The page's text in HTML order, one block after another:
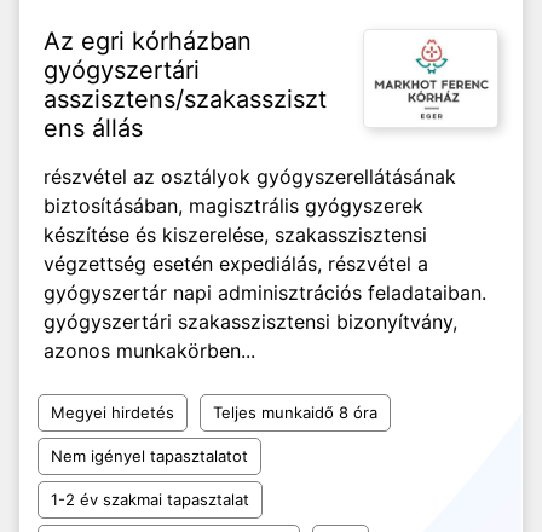
Az egri kórházban
gyógyszertári
asszisztens/szakassziszt
ens állás
részvétel az osztályok gyógyszerellátásának
biztosításában, magisztrális gyógyszerek
készítése és kiszerelése, szakasszisztensi
végzettség esetén expediálás, részvétel a
gyógyszertár napi adminisztrációs feladataiban.
gyógyszertári szakasszisztensi bizonyítvány,
azonos munkakörben...
Megyei hirdetés Teljes munkaidő 8 óra
Nem igényel tapasztalatot
1-2 év szakmai tapasztalat